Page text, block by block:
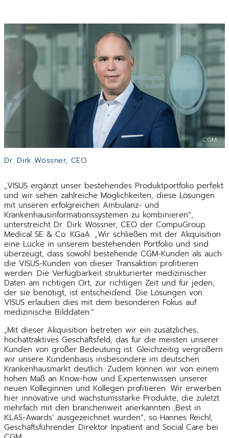
CGM
Dr. Dirk Wössner, CEO
„VISUS ergänzt unser bestehendes Produktportfolio perfekt
und wir sehen zahlreiche Möglichkeiten, diese Lösungen
mit unseren erfolgreichen Ambulanz- und
Krankenhausinformationssystemen zu kombinieren“,
unterstreicht Dr. Dirk Wössner, CEO der CompuGroup
Medical SE & Co. KGaA. „Wir schließen mit der Akquisition
eine Lücke in unserem bestehenden Portfolio und sind
überzeugt, dass sowohl bestehende CGM-Kunden als auch
die VISUS-Kunden von dieser Transaktion profitieren
werden: Die Verfügbarkeit strukturierter medizinischer
Daten am richtigen Ort, zur richtigen Zeit und für jeden,
der sie benötigt, ist entscheidend. Die Lösungen von
VISUS erlauben dies mit dem besonderen Fokus auf
medizinische Bilddaten.“
„Mit dieser Akquisition betreten wir ein zusätzliches,
hochattraktives Geschäftsfeld, das für die meisten unserer
Kunden von großer Bedeutung ist. Gleichzeitig vergrößern
wir unsere Kundenbasis insbesondere im deutschen
Krankenhausmarkt deutlich. Zudem können wir von einem
hohen Maß an Know-how und Expertenwissen unserer
neuen Kolleginnen und Kollegen profitieren. Wir erwerben
hier innovative und wachstumsstarke Produkte, die zuletzt
mehrfach mit den branchenweit anerkannten ‚Best in
KLAS-Awards‘ ausgezeichnet wurden“, so Hannes Reichl,
Geschäftsführender Direktor Inpatient and Social Care bei